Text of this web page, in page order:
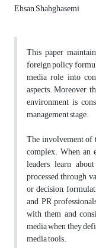
Ehsan Shahghasemi
This paper
foreign policy
media role into
aspects. Moreover,
environment is
management stage.
The involvement of
complex. When an
leaders learn
processed through
or decision,
and PR
with them and
media when they
media tools.